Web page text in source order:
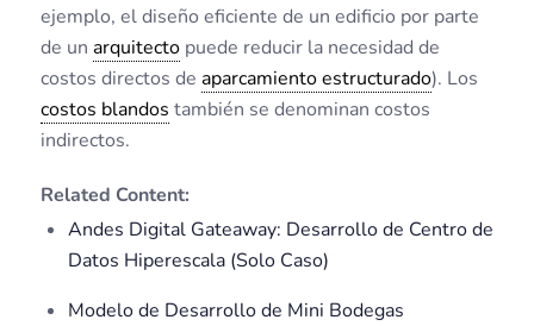
ejemplo, el diseño eficiente de un edificio por parte
de un arquitectopuede reducir la necesidad de
costos directos de aparcamiento estructurado). Los
costos blandos también se denominan costos
indirectos.
Related Content:
Andes Digital Gateaway: Desarrollo de Centro de
Datos Hiperescala (Solo Caso)
Modelo de Desarrollo de Mini Bodegas